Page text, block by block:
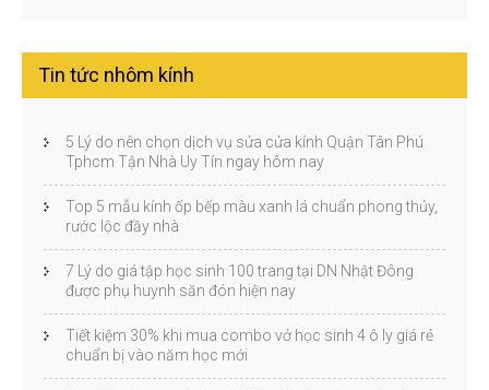
Tin tức nhôm kính
5 Lý do nên chọn dịch vụ sửa cửa kính Quận Tân Phú
Tphcm Tận Nhà Uy Tín ngay hôm nay
Top 5 mẫu kính ốp bếp màu xanh lá chuẩn phong thủy,
rước lộc đầy nhà
7 Lý do giá tập học sinh 100 trang tại DN Nhật Đông
được phụ huynh săn đón hiện nay
Tiết kiệm 30% khi mua combo vở học sinh 4 ô ly giá rẻ
chuẩn bị vào năm học mới